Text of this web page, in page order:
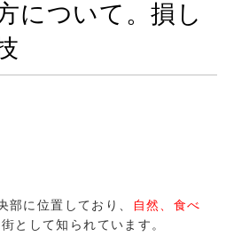
について。損し
部に位置しており、
自然、食べ
として知られています。